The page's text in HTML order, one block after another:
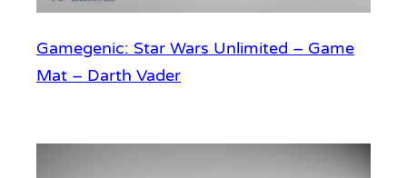
Gamegenic: Star Wars Unlimited – Game
Mat – Darth Vader